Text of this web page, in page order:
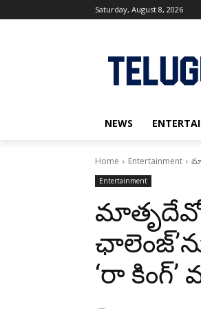
Saturday, August 8, 2026
NEWS
Home Entertainment
Entertainment
‘రా